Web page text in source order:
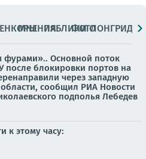
МНЕНИЯПАБЛИКИ
ФОТОЛОНГРИДЫ
фурами».. Основной поток
после блокировки портов на
через западную
области, сообщил РИА Новости
подполья Лебедев
к этому часу: